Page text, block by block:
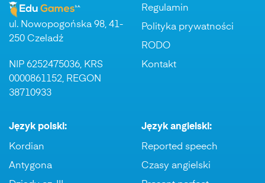
ul. Nowopogońska 98, 41-
250 Czeladź
NIP 6252475036, KRS
0000861152, REGON
38710933
Regulamin
Polityka prywatności
RODO
Kontakt
Język polski:
Kordian
Antygona
Język angielski:
Reported speech
Czasy angielski